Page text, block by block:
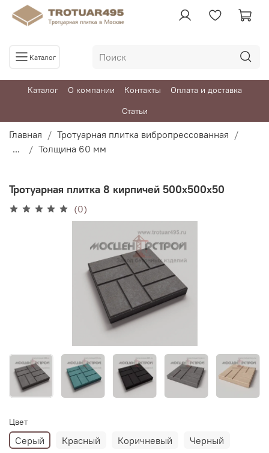
Каталог
Каталог О компании Контакты
Оплата и доставка
Статьи
Главная
Тротуарная плитка вибропрессованная
...
Толщина 60 мм
Тротуарная плитка 8 кирпичей 500х500х50
(0)
Цвет
Серый Красный Коричневый
Черный